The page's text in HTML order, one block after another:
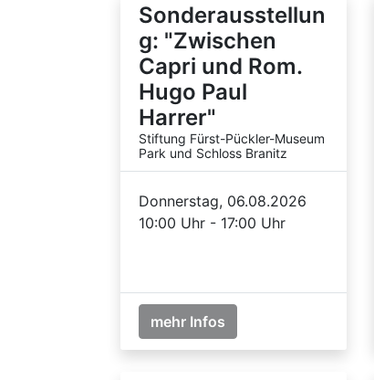
Sonderausstellun
g: "Zwischen
Capri und Rom.
Hugo Paul
Harrer"
Stiftung Fürst-Pückler-Museum
Park und Schloss Branitz
Donnerstag, 06.08.2026
10:00 Uhr - 17:00 Uhr
mehr Infos